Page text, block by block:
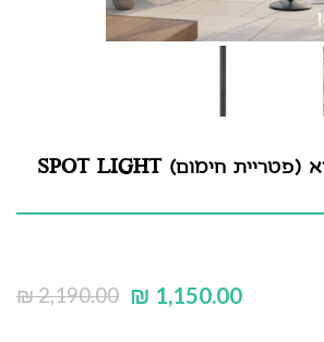
תנור חימום אינפרא (פטריית חימום) SPOT LIGHT
₪2,190.00 ₪ 1,150.00